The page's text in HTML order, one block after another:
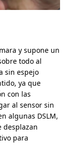
y supone un
todo al
sin espejo
ya que
con las
al sensor sin
algunas DSLM,
desplazan
para